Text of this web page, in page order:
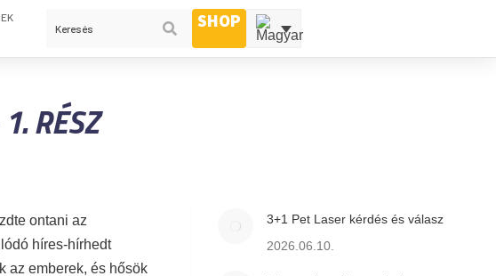
SHOP
RÉSZ
ontani az
híres-hírhedt
az emberek, és hősök
3+1 Pet Laser kérdés és válasz
2026.06.10.